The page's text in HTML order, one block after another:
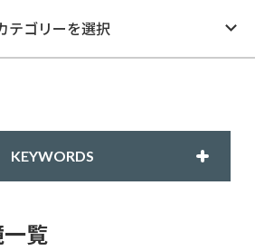
テゴリーを選択
KEYWORDS
覧